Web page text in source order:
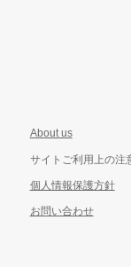
About us
サイトご利用上の注
個人情報保護方針
お問い合わせ